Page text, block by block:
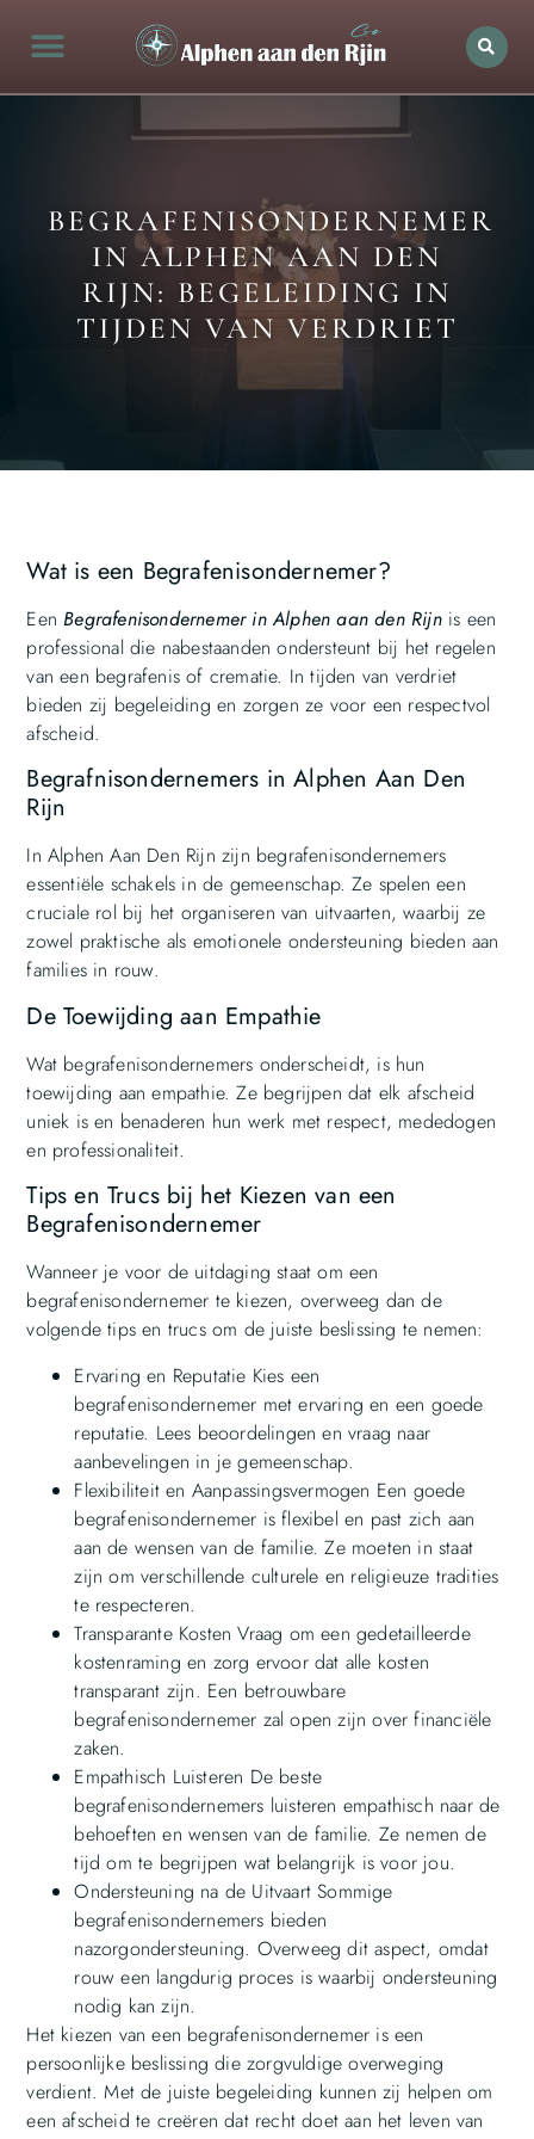
BEGRAFENISONDERNEMER
IN ALPHEN AAN DEN
RIJN: BEGELEIDING IN
TIJDEN VAN VERDRIET
Wat is een Begrafenisondernemer?
EenBegrafenisondernemer in Alphen aan den Rijnis een
professional die nabestaanden ondersteunt bij het regelen
van een begrafenis of crematie. In tijden van verdriet
bieden zij begeleiding en zorgen ze voor een respectvol
afscheid.
Begrafnisondernemers in Alphen Aan Den
Rijn
In Alphen Aan Den Rijn zijn begrafenisondernemers
essentiële schakels in de gemeenschap. Ze spelen een
cruciale rol bij het organiseren van uitvaarten, waarbij ze
zowel praktische als emotionele ondersteuning bieden aan
families in rouw.
De Toewijding aan Empathie
Wat begrafenisondernemers onderscheidt, is hun
toewijding aan empathie. Ze begrijpen dat elk afscheid
uniek is en benaderen hun werk met respect, mededogen
en professionaliteit.
Tips en Trucs bij het Kiezen van een
Begrafenisondernemer
Wanneer je voor de uitdaging staat om een
begrafenisondernemer te kiezen, overweeg dan de
volgende tips en trucs om de juiste beslissing te nemen:
Ervaring en Reputatie Kies een
begrafenisondernemer met ervaring en een goede
reputatie. Lees beoordelingen en vraag naar
aanbevelingen in je gemeenschap.
Flexibiliteit en Aanpassingsvermogen Een goede
begrafenisondernemer is flexibel en past zich aan
aan de wensen van de familie. Ze moeten in staat
zijn om verschillende culturele en religieuze tradities
te respecteren.
Transparante Kosten Vraag om een gedetailleerde
kostenraming en zorg ervoor dat alle kosten
transparant zijn. Een betrouwbare
begrafenisondernemer zal open zijn over financiële
zaken.
Empathisch Luisteren De beste
begrafenisondernemers luisteren empathisch naar de
behoeften en wensen van de familie. Ze nemen de
tijd om te begrijpen wat belangrijk is voor jou.
Ondersteuning na de Uitvaart Sommige
begrafenisondernemers bieden
nazorgondersteuning. Overweeg dit aspect, omdat
rouw een langdurig proces is waarbij ondersteuning
nodig kan zijn.
Het kiezen van een begrafenisondernemer is een
persoonlijke beslissing die zorgvuldige overweging
verdient. Met de juiste begeleiding kunnen zij helpen om
een afscheid te creëren dat recht doet aan het leven van